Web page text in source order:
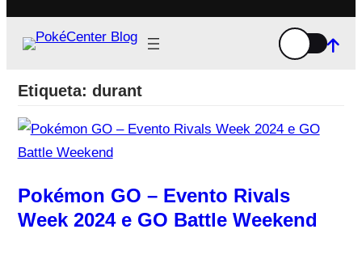
Etiqueta: durant
Pokémon GO – Evento Rivals
Week 2024 e GO Battle Weekend